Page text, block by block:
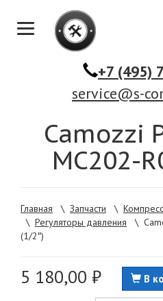
Меню
+7 (495)
service@s-
Camozzi
MC202-
Главная \ Запчасти \
\ Регуляторы давления \
(1/2″)
5 180,00 ₽ В